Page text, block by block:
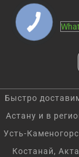
Быстро
Астану и в
Усть-
Костанай,